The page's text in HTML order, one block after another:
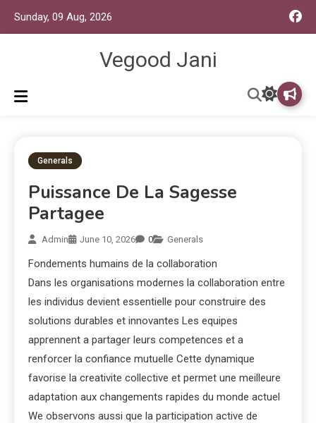
Sunday, 09 Aug, 2026
Vegood Jani
Generals
Puissance De La Sagesse
Partagee
Admin June 10, 2026 0 Generals
Fondements humains de la collaboration
Dans les organisations modernes la collaboration entre
les individus devient essentielle pour construire des
solutions durables et innovantes Les equipes
apprennent a partager leurs competences et a
renforcer la confiance mutuelle Cette dynamique
favorise la creativite collective et permet une meilleure
adaptation aux changements rapides du monde actuel
We observons aussi que la participation active de